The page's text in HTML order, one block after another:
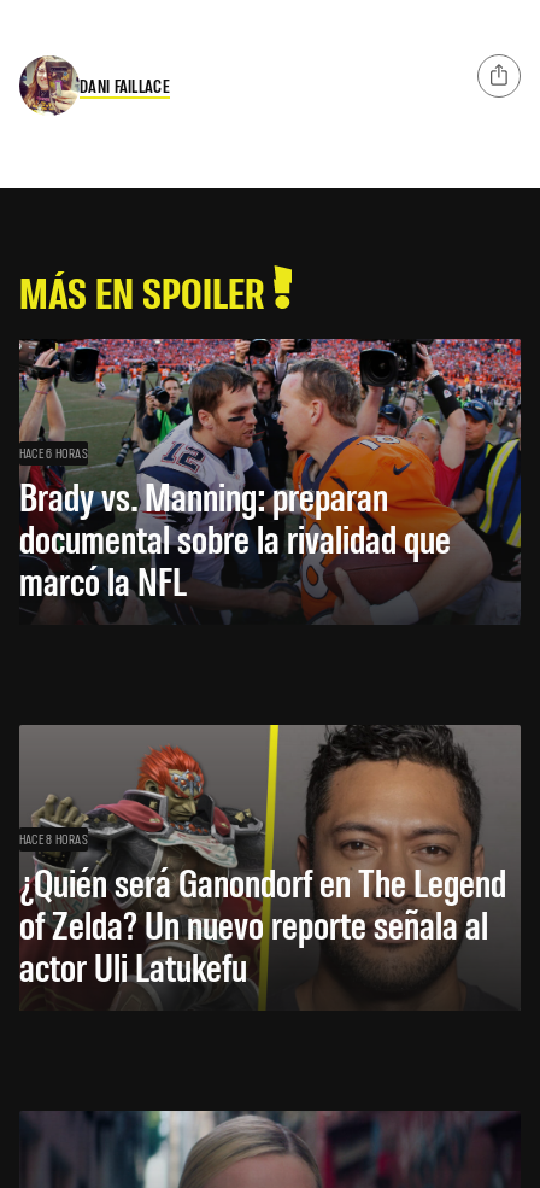
DANI FAILLACE
MÁS EN SPOILER
HACE 6 HORAS
Brady vs. Manning: preparan
documental sobre la rivalidad que
marcó la NFL
HACE 8 HORAS
¿Quién será Ganondorf en The Legend
of Zelda? Un nuevo reporte señala al
actor Uli Latukefu